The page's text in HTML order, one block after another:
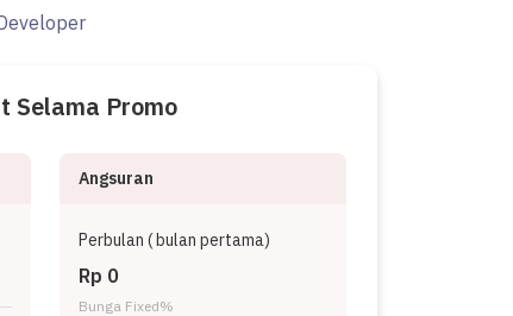
Selama Promo
Angsuran
Perbulan (bulan pertama)
Rp 0
Bunga Fixed%